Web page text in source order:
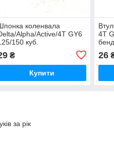
коленвала
Alpha/Active/4T GY6
150 куб.
₴
Купити
4T
26
за рік